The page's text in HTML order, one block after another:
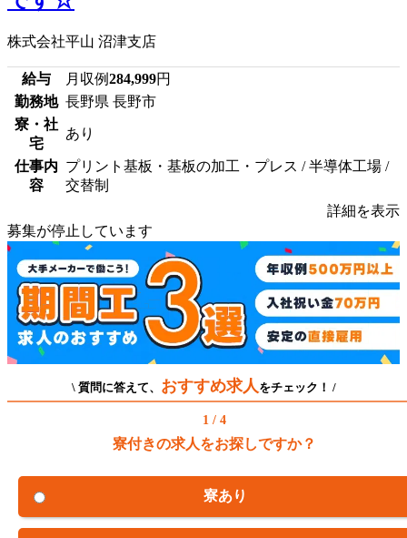
株式会社平山 沼津支店
給与 月収例284,999円
勤務地 長野県 長野市
寮・社
宅
あり
仕事内
容
プリント基板・基板の加工・プレス / 半導体工場 /
交替制
詳細を表示
募集が停止しています
\ 質問に答えて、 おすすめ求人 をチェック！ /
1 / 4
寮付きの求人をお探しですか？
寮あり